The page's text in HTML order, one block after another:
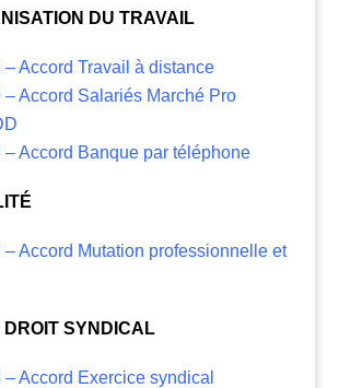
DU TRAVAIL
– Accord Travail à distance
– Accord Salariés Marché Pro
– Accord Banque par téléphone
– Accord Mutation professionnelle et
DROIT SYNDICAL
– Accord Exercice syndical